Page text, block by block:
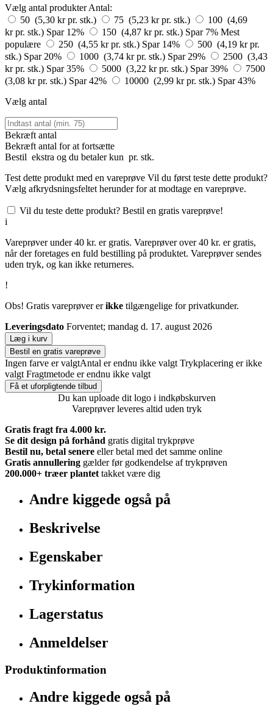
Vælg antal produkterAntal:
50 (5,30 kr pr. stk.)
75 (5,23 kr pr. stk.)
100 (4,69
kr pr. stk.) Spar 12% 150 (4,87 kr pr. stk.) Spar 7% Mest
populære
250 (4,55 kr pr. stk.) Spar 14%
500 (4,19 kr pr.
stk.) Spar 20% 1000 (3,74 kr pr. stk.) Spar 29%
2500 (3,43
kr pr. stk.) Spar 35% 5000 (3,22 kr pr. stk.) Spar 39%
7500
(3,08 kr pr. stk.) Spar 42% 10000 (2,99 kr pr. stk.) Spar 43%
Vælg antal
Bekræft antal
Bekræft antal for at fortsætte
Bestil ekstra og du betaler kun pr. stk.
Test dette produkt med en vareprøve Vil du først teste dette produkt?
Vælg afkrydsningsfeltet herunder for at modtage en vareprøve.
Vil du teste dette produkt? Bestil en gratis vareprøve!
i
Vareprøver under 40 kr. er gratis. Vareprøver over 40 kr. er gratis,
når der foretages en fuld bestilling på produktet. Vareprøver sendes
uden tryk, og kan ikke returneres.
!
Obs! Gratis vareprøver erikke tilgængelige for privatkunder.
Leveringsdato Forventet; mandag d. 17. august 2026
Læg i kurv
Bestil en gratis vareprøve
Ingen farve er valgtAntal er endnu ikke valgt Trykplacering er ikke
valgt Fragtmetode er endnu ikke valgt
Få et uforpligtende tilbud
Du kan uploade dit logo i indkøbskurven
Vareprøver leveres altid uden tryk
Gratis fragt fra 4.000 kr.
Se dit design på forhånd gratis digital trykprøve
Bestil nu, betal senere eller betal med det samme online
Gratis annullering gælder før godkendelse af trykprøven
200.000+ træer plantet takket være dig
Andre kiggede også på
Beskrivelse
Egenskaber
Trykinformation
Lagerstatus
Anmeldelser
Produktinformation
Andre kiggede også på